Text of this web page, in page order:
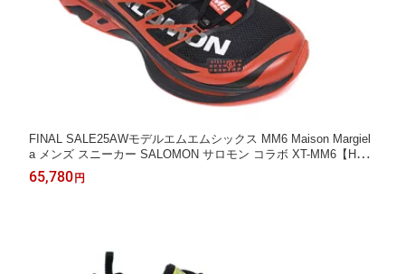
FINAL SALE25AWモデルエムエムシックス MM6 Maison Margiel
a メンズ スニーカー SALOMON サロモン コラボ XT-MM6【HB0
50 ブラック+チェリートマト】SH1WS0020 P6303 HB050/【202
5-26AW】m-shoes
65,780円